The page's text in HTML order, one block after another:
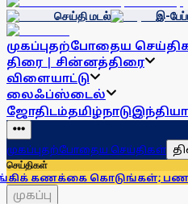
செய்தி மடல் இ-
முகப்புதற்போதைய
திரை | சின்னத்திரை
விளையாட்டு
லைஃப்ஸ்டைல்
ஜோதிடம்தமிழ்நாடுஇந்தியா
முகப்புதற்போதைய செய்திகள்
செய்திகள்
பணம்
முகப்பு